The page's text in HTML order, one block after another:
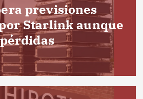
previsiones
Starlink aunque